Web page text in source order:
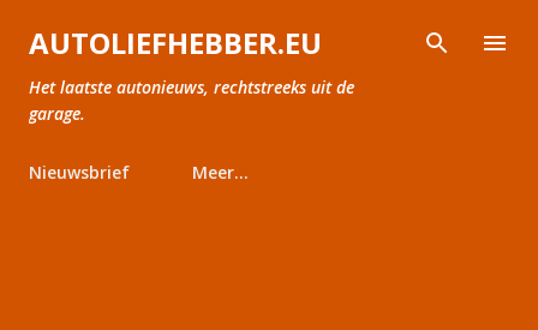
Doorgaan naar hoofdcontent
AUTOLIEFHEBBER.EU
Het laatste autonieuws, rechtstreeks uit de
garage.
Nieuwsbrief Meer…